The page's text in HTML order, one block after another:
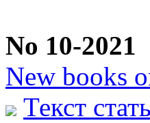
No 10-2021
New books
Текст